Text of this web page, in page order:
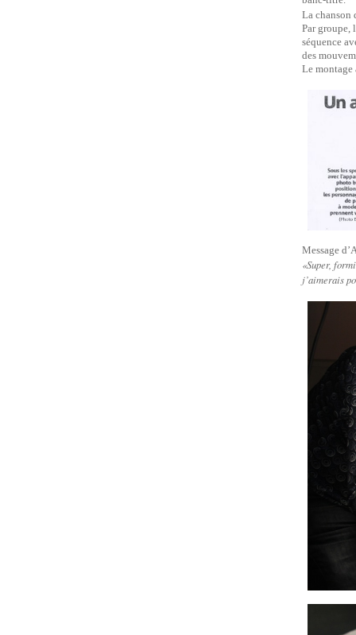
La chanson
Par groupe,
séquence
des
Le montage
Message
«Super,
j’aimerais